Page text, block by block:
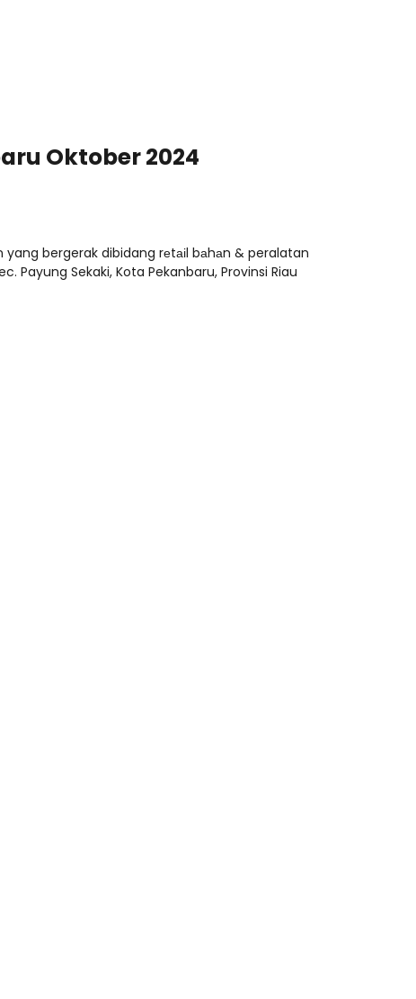
Oktober 2024
yang bergerak dibidang rеtаіl bаhаn & peralatan
Payung Sekaki, Kota Pekanbaru, Provinsi Riau